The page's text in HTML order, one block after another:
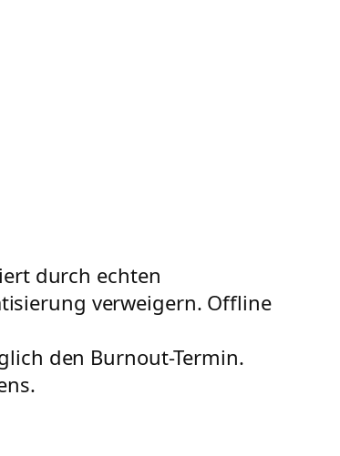
durch echten
verweigern. Offline
den Burnout-Termin.